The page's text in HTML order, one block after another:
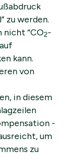
zu werden.
“CO2-
kann.
von
in diesem
-
um
zu